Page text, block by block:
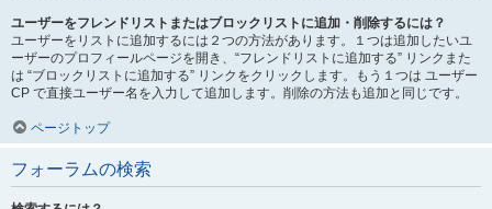
ユーザーをフレンドリストまたはブロックリストに追加・削除するには？
ユーザーをリストに追加するには２つの方法があります。１つは追加したいユ
ーザーのプロフィールページを開き、“フレンドリストに追加する” リンクまた
は “ブロックリストに追加する” リンクをクリックします。もう１つは ユーザー
CP で直接ユーザー名を入力して追加します。削除の方法も追加と同じです。
ページトップ
フォーラムの検索